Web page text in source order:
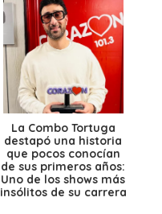
La Combo Tortuga
destapó una historia
que pocos conocían
de sus primeros años:
Uno de los shows más
insólitos de su carrera